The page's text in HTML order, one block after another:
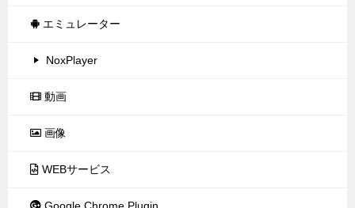
エミュレーター
NoxPlayer
動画
画像
WEBサービス